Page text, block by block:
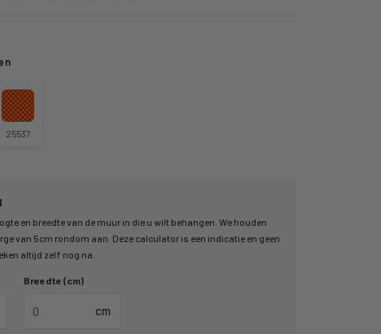
en breedte van de muur in die u wilt behangen. We houden
van 5cm rondom aan. Deze calculator is een indicatie en geen
altijd zelf nog na.
Breedte (cm)
cm
25537